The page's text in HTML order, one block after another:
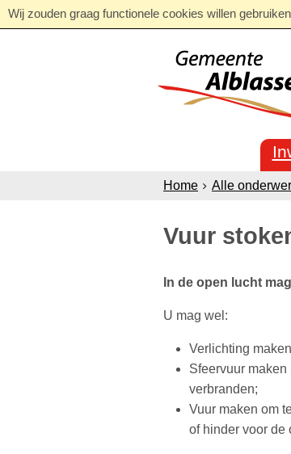
Wij zouden graag functionele cookies willen
Home Alle
Vuur
In de open lucht
U mag wel:
Verlichting
Sfeervuur
verbranden;
Vuur maken om
of hinder voor de